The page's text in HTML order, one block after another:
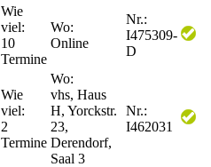
Wie
viel:
10
Termine
Wo:
Online
Nr.:
I475309-
D
Wie
viel:
2
Termine
Wo:
vhs, Haus
H, Yorckstr.
23,
Derendorf,
Saal 3
Nr.:
I462031